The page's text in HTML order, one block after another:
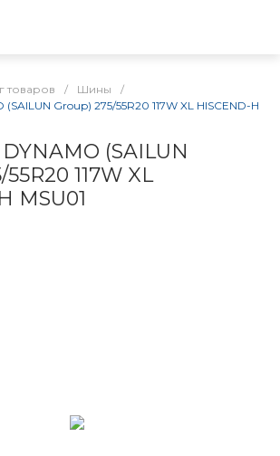
товаров / Шины
/
Group) 275/55R20 117W XL HISCEND-H
(SAILUN
117W XL
MSU01